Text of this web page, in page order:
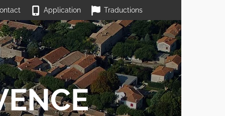
Application Traductions